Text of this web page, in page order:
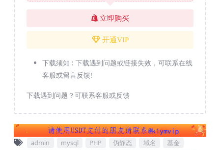
立即购买
开通VIP
下载须知 : 下载遇到问题或链接失效，可联系在线
客服或留言反馈!
下载遇到问题？可联系客服或反馈
admin mysql PHP 伪静态 域名
基金